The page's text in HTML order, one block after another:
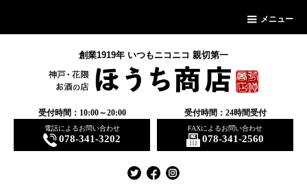
メニュー
創業1919年 いつもニコニコ 親切第一
受付時間：10:00～20:00
電話によるお問い合わせ
078-341-3202
受付時間：24時間受付
FAXによるお問い合わせ
078-341-2560